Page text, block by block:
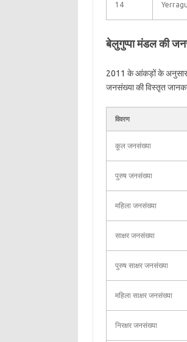
14
बेलुगुप्पा मंडल की
2011 के आंकड़ों के अनुसार,
जनसंख्या की विस्तृत
विवरण
कुल जनसंख्या
पुरुष जनसंख्या
महिला जनसंख्या
साक्षर जनसंख्या
पुरुष साक्षर जनसंख्या
महिला साक्षर जनसंख्या
निरक्षर जनसंख्या